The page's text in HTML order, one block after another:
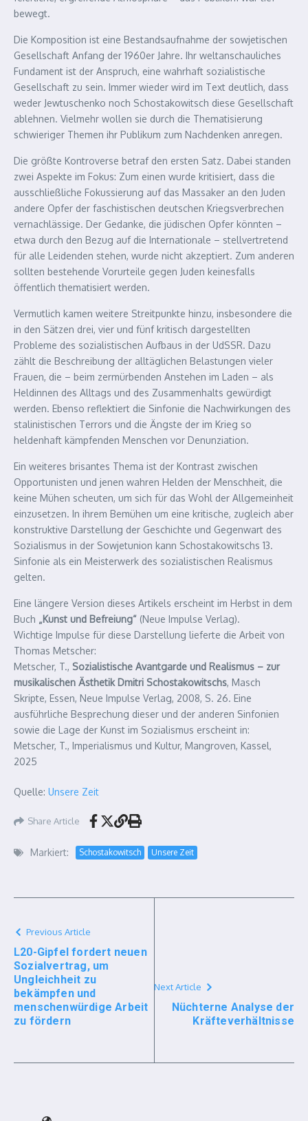
bewegt.
Die Komposition ist eine Bestandsaufnahme der sowjetischen
Gesellschaft Anfang der 1960er Jahre. Ihr weltanschauliches
Fundament ist der Anspruch, eine wahrhaft sozialistische
Gesellschaft zu sein. Immer wieder wird im Text deutlich, dass
weder Jewtuschenko noch Schostakowitsch diese Gesellschaft
ablehnen. Vielmehr wollen sie durch die Thematisierung
schwieriger Themen ihr Publikum zum Nachdenken anregen.
Die größte Kontroverse betraf den ersten Satz. Dabei standen
zwei Aspekte im Fokus: Zum einen wurde kritisiert, dass die
ausschließliche Fokussierung auf das Massaker an den Juden
andere Opfer der faschistischen deutschen Kriegsverbrechen
vernachlässige. Der Gedanke, die jüdischen Opfer könnten –
etwa durch den Bezug auf die Internationale – stellvertretend
für alle Leidenden stehen, wurde nicht akzeptiert. Zum anderen
sollten bestehende Vorurteile gegen Juden keinesfalls
öffentlich thematisiert werden.
Vermutlich kamen weitere Streitpunkte hinzu, insbesondere die
in den Sätzen drei, vier und fünf kritisch dargestellten
Probleme des sozialistischen Aufbaus in der UdSSR. Dazu
zählt die Beschreibung der alltäglichen Belastungen vieler
Frauen, die – beim zermürbenden Anstehen im Laden – als
Heldinnen des Alltags und des Zusammenhalts gewürdigt
werden. Ebenso reflektiert die Sinfonie die Nachwirkungen des
stalinistischen Terrors und die Ängste der im Krieg so
heldenhaft kämpfenden Menschen vor Denunziation.
Ein weiteres brisantes Thema ist der Kontrast zwischen
Opportunisten und jenen wahren Helden der Menschheit, die
keine Mühen scheuten, um sich für das Wohl der Allgemeinheit
einzusetzen. In ihrem Bemühen um eine kritische, zugleich aber
konstruktive Darstellung der Geschichte und Gegenwart des
Sozialismus in der So­wjet­union kann Schostakowitschs 13.
Sinfonie als ein Meisterwerk des sozialistischen Realismus
gelten.
Eine längere Version dieses Artikels erscheint im Herbst in dem
Buch „Kunst und Befreiung“ (Neue Impulse Verlag).
Wichtige Impulse für diese Darstellung lieferte die Arbeit von
Thomas Metscher:
Metscher, T., Sozialistische Avantgarde und Realismus – zur
musikalischen Ästhetik Dmitri Schostakowitschs, Masch
Skripte, Essen, Neue Impulse Verlag, 2008, S. 26. Eine
ausführliche Besprechung dieser und der anderen Sinfonien
sowie die Lage der Kunst im Sozialismus erscheint in:
Metscher, T., Imperialismus und Kultur, Mangroven, Kassel,
2025
Quelle: Unsere Zeit
Share Article
Markiert: Schostakowitsch Unsere Zeit
Previous Article
L20-Gipfel fordert neuen
Sozialvertrag, um
Ungleichheit zu
bekämpfen und
menschenwürdige Arbeit
zu fördern
Next Article
Nüchterne Analyse der
Kräfteverhältnisse